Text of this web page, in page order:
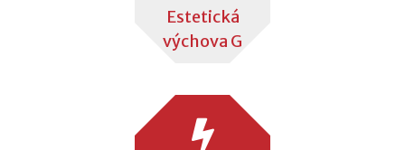
Estetická
výchova G